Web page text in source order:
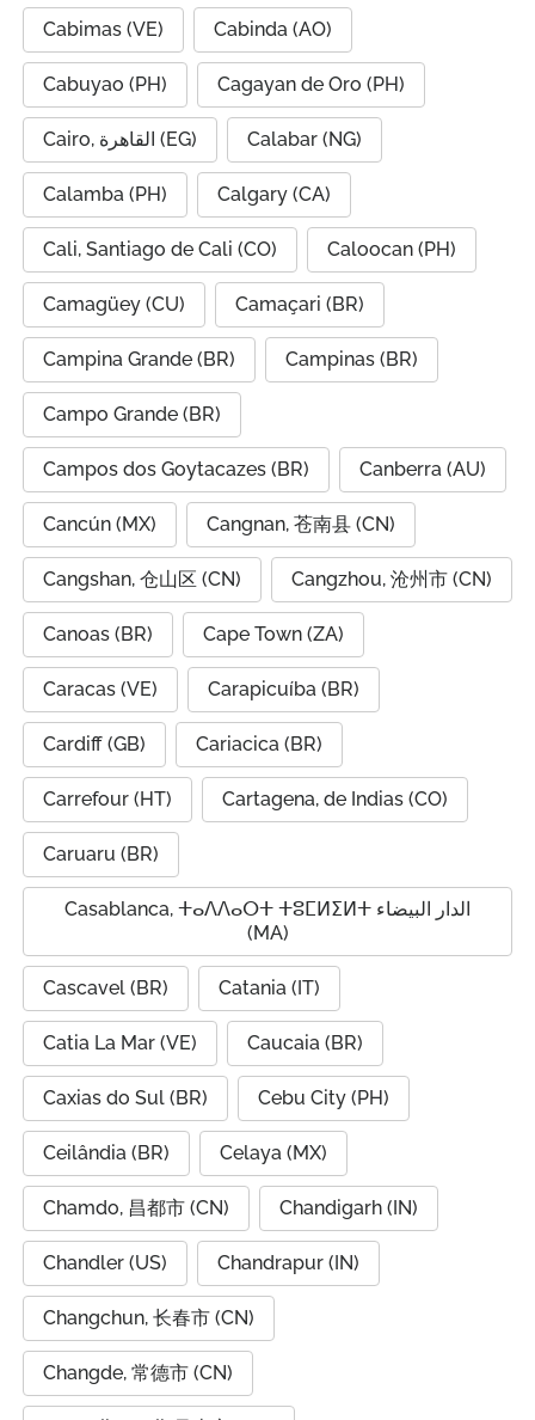
Cabimas (VE) Cabinda (AO)
Cabuyao (PH) Cagayan de Oro (PH)
Cairo, القاهرة (EG) Calabar (NG)
Calamba (PH) Calgary (CA)
Cali, Santiago de Cali (CO) Caloocan (PH)
Camagüey (CU) Camaçari (BR)
Campina Grande (BR) Campinas (BR)
Campo Grande (BR)
Campos dos Goytacazes (BR) Canberra (AU)
Cancún (MX) Cangnan, 苍南县 (CN)
Cangshan, 仓山区 (CN) Cangzhou, 沧州市 (CN)
Canoas (BR) Cape Town (ZA)
Caracas (VE) Carapicuíba (BR)
Cardiff (GB) Cariacica (BR)
Carrefour (HT) Cartagena, de Indias (CO)
Caruaru (BR)
Casablanca, ⵜⴰⴷⴷⴰⵔⵜ ⵜⵓⵎⵍⵉⵍⵜ الدار البيضاء
(MA)
Cascavel (BR) Catania (IT)
Catia La Mar (VE) Caucaia (BR)
Caxias do Sul (BR) Cebu City (PH)
Ceilândia (BR) Celaya (MX)
Chamdo, 昌都市 (CN) Chandigarh (IN)
Chandler (US) Chandrapur (IN)
Changchun, 长春市 (CN)
Changde, 常德市 (CN)